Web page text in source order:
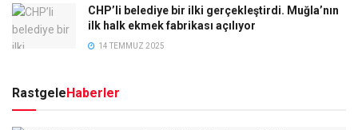
CHP’li belediye bir ilki gerçekleştirdi. Muğla’nın
ilk halk ekmek fabrikası açılıyor
14 TEMMUZ 2025
RastgeleHaberler